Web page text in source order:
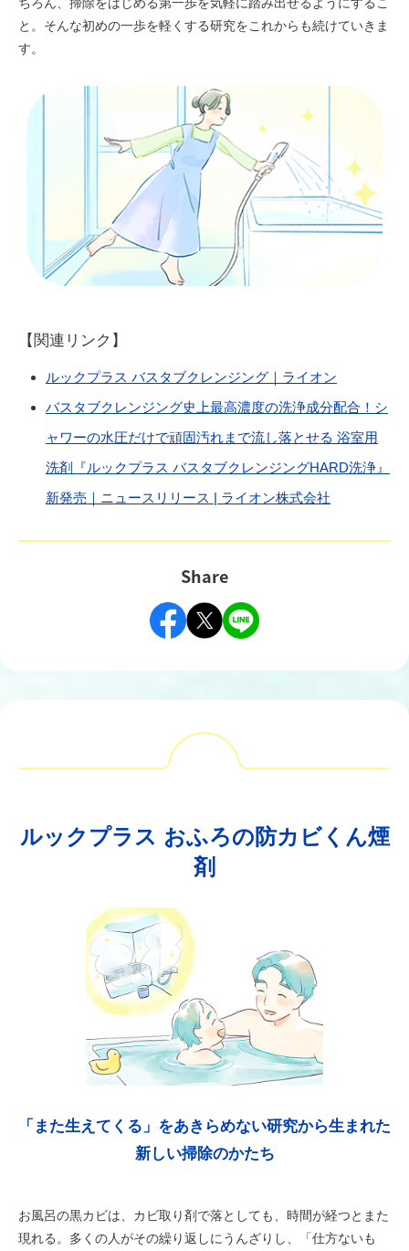
と。そんな初めの一歩を軽くする研究をこれからも続けていきま
す。
【関連リンク】
ルックプラス バスタブクレンジング｜ライオン
バスタブクレンジング史上最高濃度の洗浄成分配合！シ
ャワーの水圧だけで頑固汚れまで流し落とせる 浴室用
洗剤『ルックプラス バスタブクレンジングHARD洗浄』
新発売｜ニュースリリース | ライオン株式会社
Share
ルックプラス おふろの防カビくん煙
剤
「また生えてくる」をあきらめない研究から生まれた
新しい掃除のかたち
お風呂の黒カビは、カビ取り剤で落としても、時間が経つとまた
現れる。多くの人がその繰り返しにうんざりし、「仕方ないも